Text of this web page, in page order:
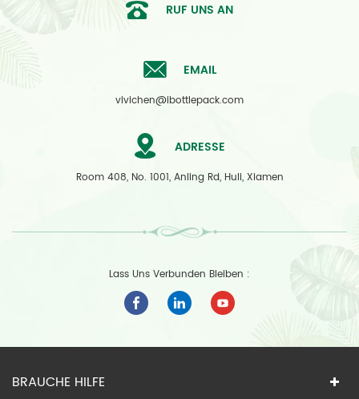
RUF UNS AN
EMAIL
vivichen@ibottlepack.com
ADRESSE
Room 408, No. 1001, Anling Rd, Huli, Xiamen
Lass Uns Verbunden Bleiben :
BRAUCHE HILFE